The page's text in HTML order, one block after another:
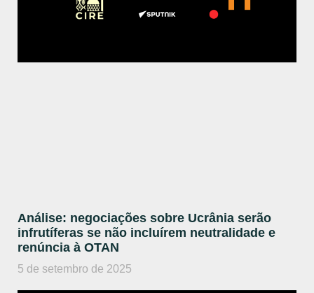
Análise: negociações sobre Ucrânia serão
infrutíferas se não incluírem neutralidade e
renúncia à OTAN
5 de setembro de 2025